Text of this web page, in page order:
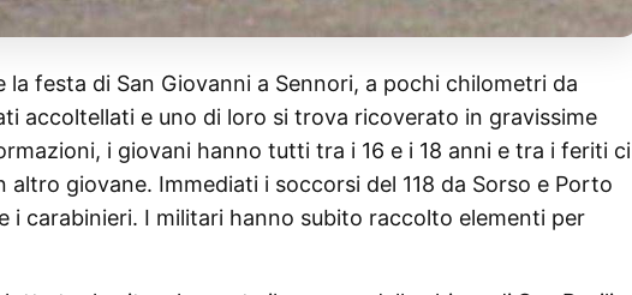
la festa di San Giovanni a Sennori, a pochi chilometri da
accoltellati e uno di loro si trova ricoverato in gravissime
i giovani hanno tutti tra i 16 e i 18 anni e tra i feriti ci
altro giovane. Immediati i soccorsi del 118 da Sorso e Porto
i carabinieri. I militari hanno subito raccolto elementi per